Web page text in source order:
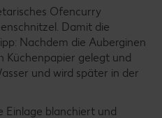
Ofencurry
Damit die
Nachdem die Auberginen
Küchenpapier gelegt und
und wird später in der
Einlage blanchiert und